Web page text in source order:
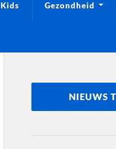
Kids Gezondheid
NIEUWS